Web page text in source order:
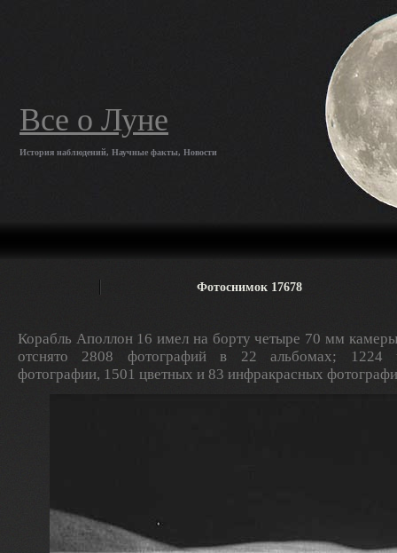
Все о Луне
История наблюдений, Научные факты, Новости
Фотоснимок 17678
Корабль Аполлон 16 имел на борту четыре 70 мм
отснято 2808 фотографий в 22 альбомах; 1224
фотографии, 1501 цветных и 83 инфракрасных